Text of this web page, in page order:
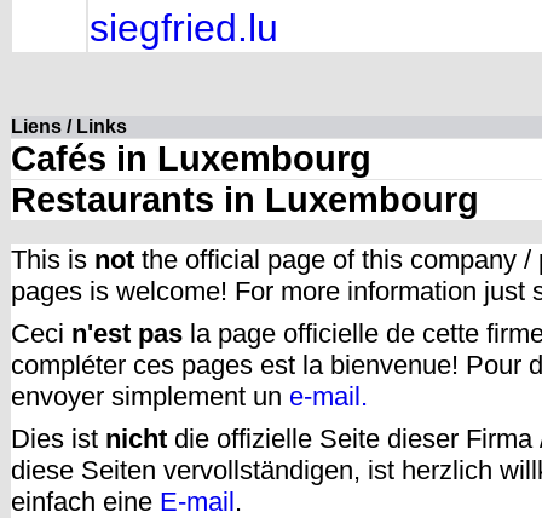
siegfried.lu
Liens / Links
Cafés in Luxembourg
Restaurants in Luxembourg
This is not the official page of this company
pages is welcome! For more information just
Ceci n'est pas la page officielle de cette
compléter ces pages est la bienvenue! Pour
envoyer simplement un e-mail.
Dies ist nicht die offizielle Seite dieser
diese Seiten vervollständigen, ist herzlich
einfach eine E-mail.